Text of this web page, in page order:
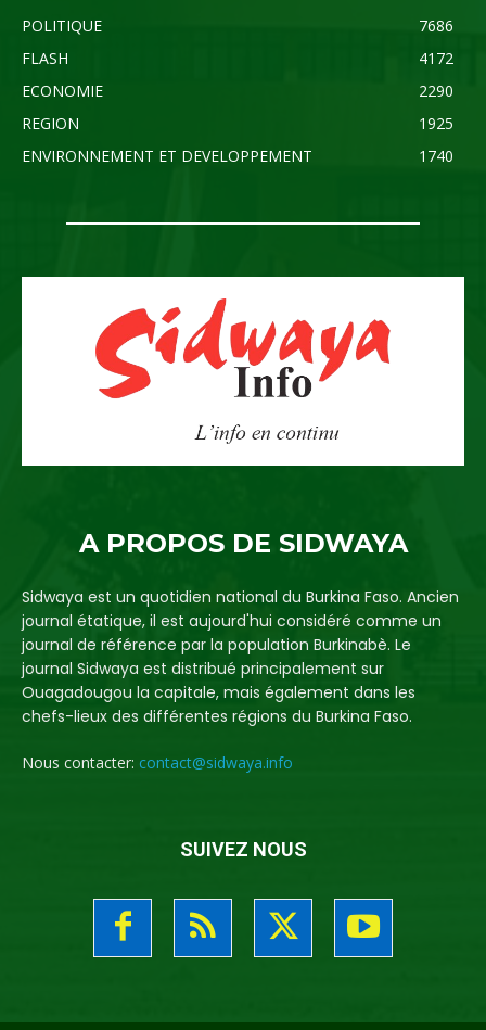
POLITIQUE
7686
FLASH
4172
ECONOMIE
2290
REGION
1925
ENVIRONNEMENT ET DEVELOPPEMENT
1740
A PROPOS DE SIDWAYA
Sidwaya est un quotidien national du Burkina Faso. Ancien
journal étatique, il est aujourd'hui considéré comme un
journal de référence par la population Burkinabè. Le
journal Sidwaya est distribué principalement sur
Ouagadougou la capitale, mais également dans les
chefs-lieux des différentes régions du Burkina Faso.
Nous contacter: contact@sidwaya.info
SUIVEZ NOUS